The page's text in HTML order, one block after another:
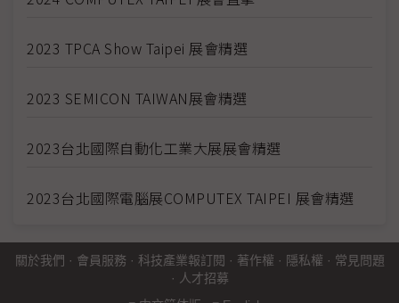
2023 TPCA Show Taipei 展會精選
2023 SEMICON TAIWAN展會精選
2023台北國際自動化工業大展展會精選
2023台北國際電腦展COMPUTEX TAIPEI 展會精選
關於我們 · 會員服務 · 科技產業報訂閱 · 著作權 · 隱私權 · 常見問題
· 人才招募